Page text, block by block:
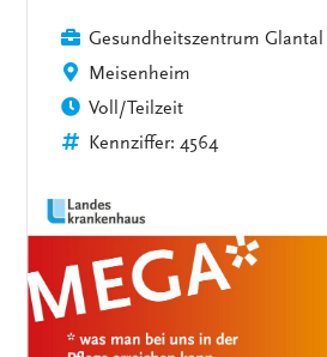
Gesundheitszentrum Glantal
Meisenheim
Voll/Teilzeit
Kennziffer: 4564